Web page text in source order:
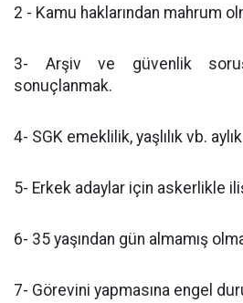
2 - Kamu haklarından mahrum
3- Arşiv ve güvenlik
sonuçlanmak.
4- SGK emeklilik, yaşlılık vb.
5- Erkek adaylar için askerlikle
6- 35 yaşından gün almamış
7- Görevini yapmasına engel